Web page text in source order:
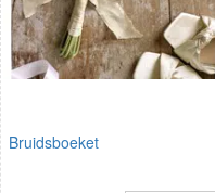
Bruidsboeket